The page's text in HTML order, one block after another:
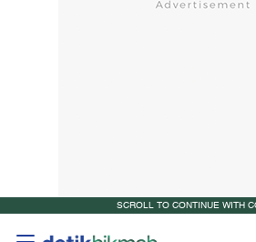
SCROLL TO CONTINUE WITH